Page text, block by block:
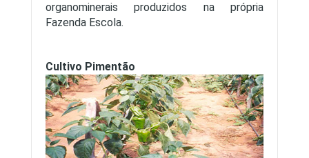
organominerais produzidos na própria
Fazenda Escola.
Cultivo Pimentão